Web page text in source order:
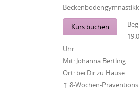
Kurs buchen
Uhr
Mit: Johanna Bertling
Ort: bei Dir zu Hause
↑ 8-Wochen-